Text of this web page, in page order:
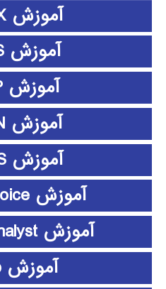
آموزش CPLEX
آموزش EDIUS
آموزش EMTP
آموزش ePLAN
آموزش ETABS
آموزش expert choice
آموزش Frontier Analyst
آموزش github